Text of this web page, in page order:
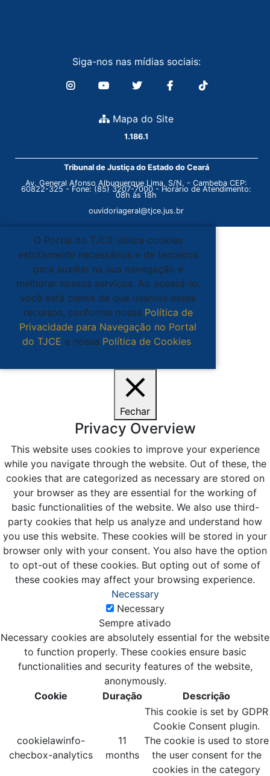
Siga-nos nas mídias sociais:
Mapa do Site
1.186.1
Tribunal de Justiça do Estado do Ceará
Av. General Afonso Albuquerque Lima, S/N. - Cambeba CEP:
60822-325 - Fone: (85) 3207-7000 - Horário de Atendimento:
08h às 18h
ouvidoriageral@tjce.jus.br
O Portal do TJCE utiliza cookies
estritamente necessários e de terceiros
para auxiliar na sua navegação e
melhorar nossos serviços. Ao acessá-lo,
você está ciente de que usamos esses
recursos, conforme nossa Política de
Privacidade para Navegação no Portal
do TJCE e nossa Política de Cookies.
Fechar
Privacy Overview
This website uses cookies to improve your experience
while you navigate through the website. Out of these, the
cookies that are categorized as necessary are stored on
your browser as they are essential for the working of
basic functionalities of the website. We also use third-
party cookies that help us analyze and understand how
you use this website. These cookies will be stored in your
browser only with your consent. You also have the option
to opt-out of these cookies. But opting out of some of
these cookies may affect your browsing experience.
Necessary
Necessary
Sempre ativado
Necessary cookies are absolutely essential for the website
to function properly. These cookies ensure basic
functionalities and security features of the website,
anonymously.
Cookie
Duração Descrição
cookielawinfo-
checbox-analytics
11
months
This cookie is set by GDPR
Cookie Consent plugin.
The cookie is used to store
the user consent for the
cookies in the category